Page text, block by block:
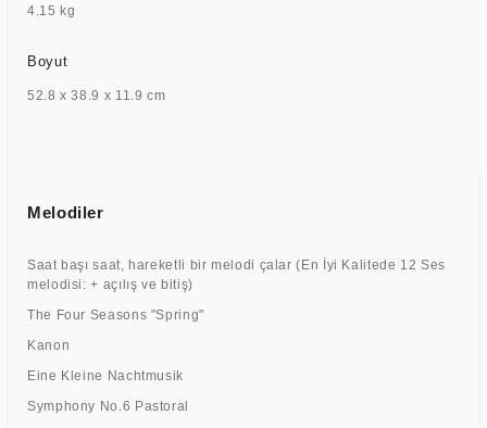
4.15 kg
Boyut
52.8 x 38.9 x 11.9 cm
Melodiler
Saat başı saat, hareketli bir melodi çalar (En İyi Kalitede 12 Ses
melodisi: + açılış ve bitiş)
The Four Seasons "Spring"
Kanon
Eine Kleine Nachtmusik
Symphony No.6 Pastoral